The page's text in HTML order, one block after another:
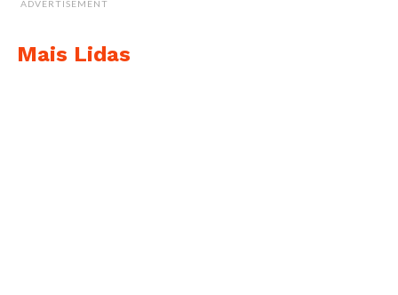
ADVERTISEMENT
Mais Lidas